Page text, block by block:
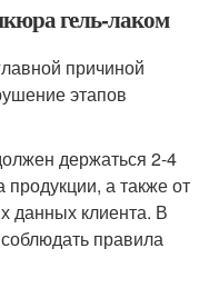
гель-лаком
причиной
этапов
держаться 2-4
продукции, а также от
данных клиента. В
правила